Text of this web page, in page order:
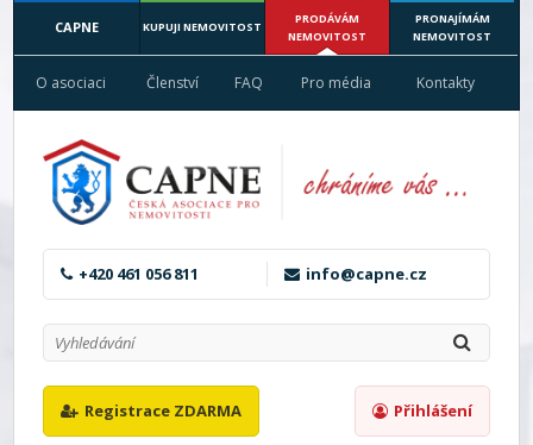
CAPNE KUPUJI NEMOVITOST
PRODÁVÁM
NEMOVITOST
PRONAJÍMÁM
NEMOVITOST
O asociaci Členství FAQ Pro média Kontakty
+420 461 056 811 info@capne.cz
Registrace ZDARMA Přihlášení